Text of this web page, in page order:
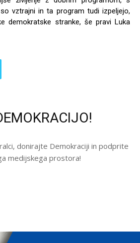
vztrajni in ta program tudi izpeljejo,
demokratske stranke, še pravi Luka
donirajte Demokraciji in podprite
medijskega prostora!